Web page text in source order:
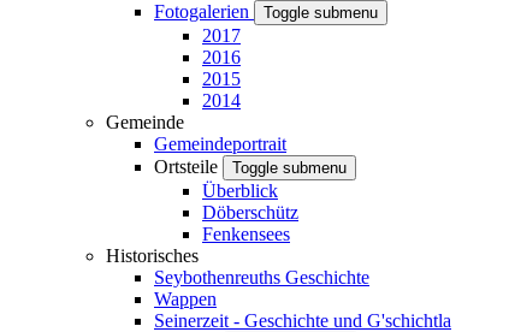
Fotogalerien
Toggle submenu
2017
2016
2015
2014
Gemeinde
Gemeindeportrait
Ortsteile
Toggle submenu
Überblick
Döberschütz
Fenkensees
Historisches
Seybothenreuths Geschichte
Wappen
Seinerzeit - Geschichte und G'schichtla